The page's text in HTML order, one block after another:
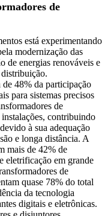
de
está experimentando
modernização das
de energias renováveis ​​e
distribuição.
de 48% da participação
para sistemas precisos
de
contribuindo
à sua adequação
e longa distância. A
mais de 42% de
eletrificação em grande
de
quase 78% do total
da tecnologia
digitais e eletrônicas.